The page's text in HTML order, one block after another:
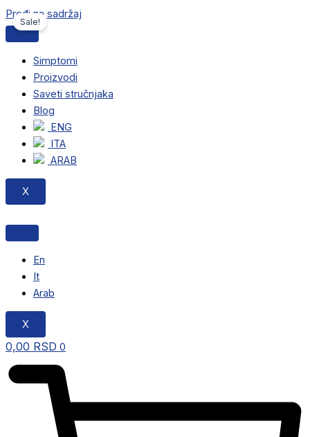
Pređi na sadržaj
Simptomi
Proizvodi
Saveti stručnjaka
Blog
ENG
ITA
ARAB
X
En
It
Arab
X
0,00 RSD 0
Sale!